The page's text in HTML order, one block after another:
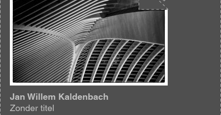
Jan Willem Kaldenbach
Zonder titel